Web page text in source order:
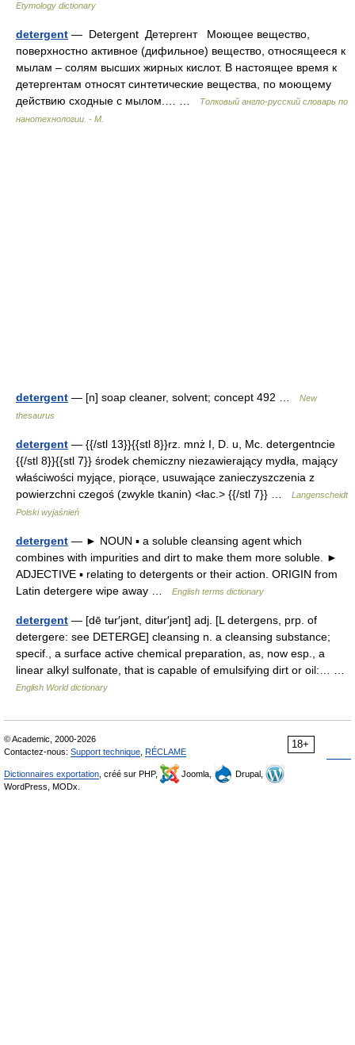
Etymology dictionary
detergent — Detergent Детергент Моющее вещество,
поверхностно активное (дифильное) вещество, относящееся к
мылам – солям высших жирных кислот. В настоящее время к
детергентам относят синтетические вещества, по моющему
действию сходные с мылом.… …
Толковый англо-русский словарь по
нанотехнологии. - М.
detergent — [n] soap cleaner, solvent; concept 492 …
New
thesaurus
detergent — {{/stl 13}}{{stl 8}}rz. mnż I, D. u, Mc. detergentncie
{{/stl 8}}{{stl 7}} środek chemiczny niezawierający mydła, mający
właściwości myjące, piorące, usuwające zanieczyszczenia z
powierzchni czegoś (zwykle tkanin) <łac.> {{/stl 7}} …
Langenscheidt
Polski wyjaśnień
detergent — ► NOUN ▪ a soluble cleansing agent which
combines with impurities and dirt to make them more soluble. ►
ADJECTIVE ▪ relating to detergents or their action. ORIGIN from
Latin detergere wipe away …
English terms dictionary
detergent — [dē tʉr′jənt, ditʉr′jənt] adj. [L detergens, prp. of
detergere: see DETERGE] cleansing n. a cleansing substance;
specif., a surface active chemical preparation, as, now esp., a
linear alkyl sulfonate, that is capable of emulsifying dirt or oil:… …
English World dictionary
18+
© Academic, 2000-2026
Contactez-nous: Support technique RÉCLAME
Dictionnaires exportation , créé sur PHP, Joomla,
Drupal,
WordPress, MODx.